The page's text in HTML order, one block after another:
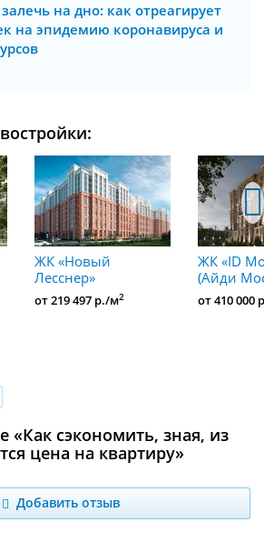
на дно: как отреагирует
на эпидемию коронавируса и
ЖК «Новый
Лесснер»
от 219 497 р./м2
ЖК «ID
(Айди
от 410 000
«Как сэкономить, зная, из
цена на квартиру»
Добавить отзыв